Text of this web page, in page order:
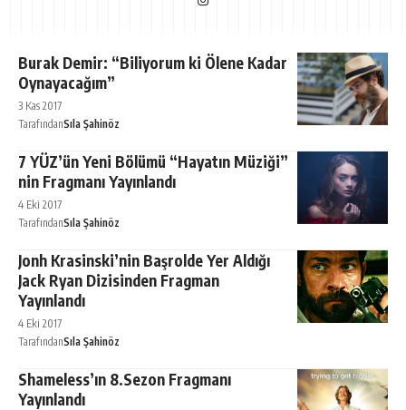
Burak Demir: “Biliyorum ki Ölene Kadar
Oynayacağım”
3 Kas 2017
TarafındanSıla Şahinöz
7 YÜZ’ün Yeni Bölümü “Hayatın Müziği”
nin Fragmanı Yayınlandı
4 Eki 2017
TarafındanSıla Şahinöz
Jonh Krasinski’nin Başrolde Yer Aldığı
Jack Ryan Dizisinden Fragman
Yayınlandı
4 Eki 2017
TarafındanSıla Şahinöz
Shameless’ın 8.Sezon Fragmanı
Yayınlandı